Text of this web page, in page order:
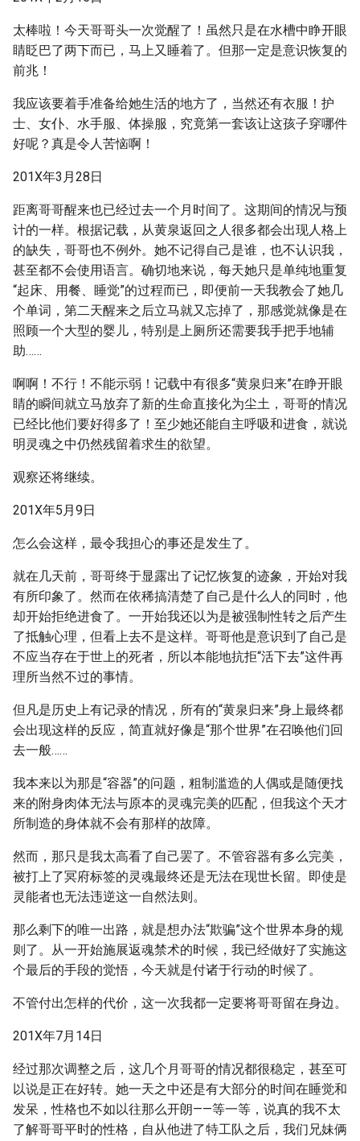
太棒啦！今天哥哥头一次觉醒了！虽然只是在水槽中睁开眼
睛眨巴了两下而已，马上又睡着了。但那一定是意识恢复的
前兆！
我应该要着手准备给她生活的地方了，当然还有衣服！护
士、女仆、水手服、体操服，究竟第一套该让这孩子穿哪件
好呢？真是令人苦恼啊！
201X年3月28日
距离哥哥醒来也已经过去一个月时间了。这期间的情况与预
计的一样。根据记载，从黄泉返回之人很多都会出现人格上
的缺失，哥哥也不例外。她不记得自己是谁，也不认识我，
甚至都不会使用语言。确切地来说，每天她只是单纯地重复
“起床、用餐、睡觉”的过程而已，即便前一天我教会了她几
个单词，第二天醒来之后立马就又忘掉了，那感觉就像是在
照顾一个大型的婴儿，特别是上厕所还需要我手把手地辅
助……
啊啊！不行！不能示弱！记载中有很多“黄泉归来”在睁开眼
睛的瞬间就立马放弃了新的生命直接化为尘土，哥哥的情况
已经比他们要好得多了！至少她还能自主呼吸和进食，就说
明灵魂之中仍然残留着求生的欲望。
观察还将继续。
201X年5月9日
怎么会这样，最令我担心的事还是发生了。
就在几天前，哥哥终于显露出了记忆恢复的迹象，开始对我
有所印象了。然而在依稀搞清楚了自己是什么人的同时，他
却开始拒绝进食了。一开始我还以为是被强制性转之后产生
了抵触心理，但看上去不是这样。哥哥他是意识到了自己是
不应当存在于世上的死者，所以本能地抗拒“活下去”这件再
理所当然不过的事情。
但凡是历史上有记录的情况，所有的“黄泉归来”身上最终都
会出现这样的反应，简直就好像是“那个世界”在召唤他们回
去一般……
我本来以为那是“容器”的问题，粗制滥造的人偶或是随便找
来的附身肉体无法与原本的灵魂完美的匹配，但我这个天才
所制造的身体就不会有那样的故障。
然而，那只是我太高看了自己罢了。不管容器有多么完美，
被打上了冥府标签的灵魂最终还是无法在现世长留。即使是
灵能者也无法违逆这一自然法则。
那么剩下的唯一出路，就是想办法“欺骗”这个世界本身的规
则了。从一开始施展返魂禁术的时候，我已经做好了实施这
个最后的手段的觉悟，今天就是付诸于行动的时候了。
不管付出怎样的代价，这一次我都一定要将哥哥留在身边。
201X年7月14日
经过那次调整之后，这几个月哥哥的情况都很稳定，甚至可
以说是正在好转。她一天之中还是有大部分的时间在睡觉和
发呆，性格也不如以往那么开朗——等一等，说真的我不太
了解哥哥平时的性格，自从他进了特工队之后，我们兄妹俩